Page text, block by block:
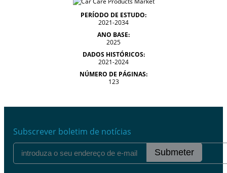
PERÍODO DE ESTUDO:
2021-2034
ANO BASE:
2025
DADOS HISTÓRICOS:
2021-2024
NÚMERO DE PÁGINAS:
123
Subscrever boletim de notícias
Submeter